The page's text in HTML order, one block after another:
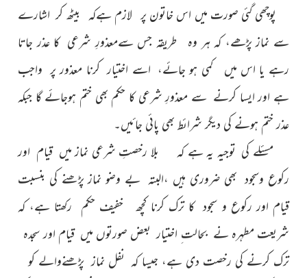
پوچھی گئی صورت میں اس خاتون پر لازم ہےکہ بیٹھ کر اشارے
سے نماز پڑھے، کہ ہر وہ طریقہ جس سےمعذورِ شرعی کا عذر جاتا
رہے یا اس میں کمی ہو جائے، اسے اختیار کرنا معذور پر واجب
ہے اور ایسا کرنے سے معذورِ شرعی کا حکم بھی ختم ہوجائے گا جبکہ
عذر ختم ہونے کی دیگر شرائط بھی پائی جائیں۔
مسئلے کی توجیہ یہ ہے کہ بلا رخصتِ شرعی نماز میں قیام اور
رکوع وسجود بھی ضروری ہیں ،البتہ بے وضو نماز پڑھنے کی بنسبت
قیام اور رکوع و سجود کا ترک کرنا کچھ خفیف حکم رکھتا ہے، کہ
شریعت مطہرہ نے بحالت ِ اختیار بعض صورتوں میں قیام اور سجدہ
ترک کرنے کی رخصت دی ہے، جیسا کہ نفل نماز پڑھنےوالے کو